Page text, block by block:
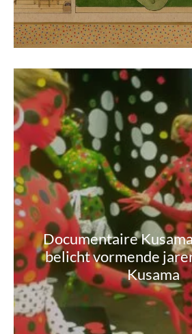
Documentaire
belicht vormende
Kusama